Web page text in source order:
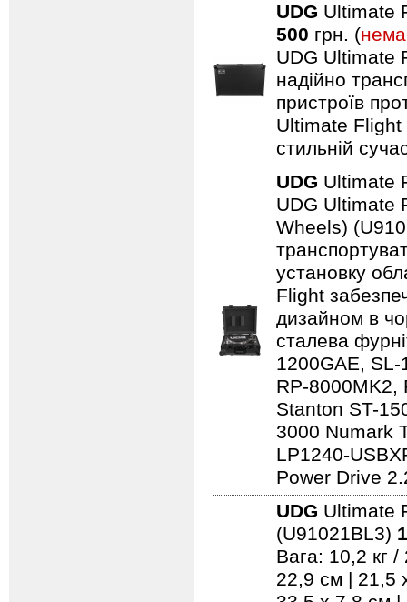
UDG Ultimate
500 грн. (
UDG Ultimate
надійно
пристроїв
Ultimate Flight
стильній
UDG Ultimate
UDG Ultimate
Wheels)
установку
Flight
дизайном в
сталева
1200GAE,
RP-8000MK2,
Stanton ST-
3000 Numark
LP1240-
Power Drive
UDG Ultimate
(U91021BL3)
Вага: 10,2 кг
22,9 см | 21,5